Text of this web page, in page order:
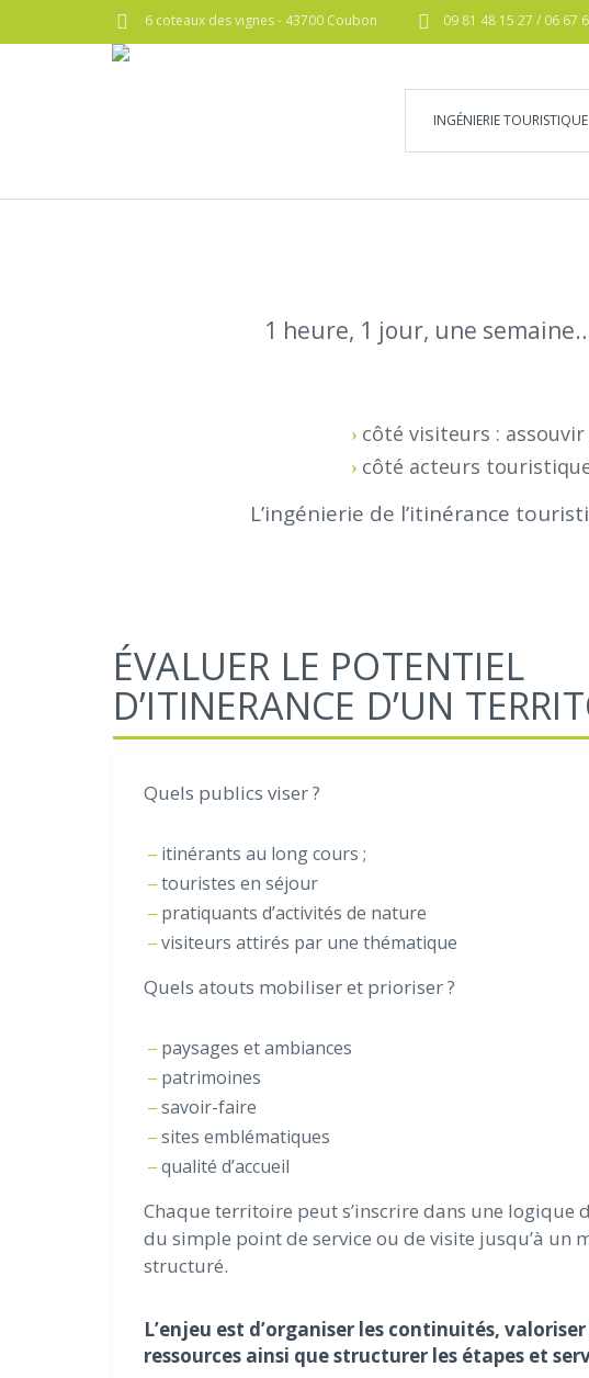
6 coteaux des vignes - 43700 Coubon 09 81 48 15 27 / 06 67
INGÉNIERIE TOURISTIQUE
1 heure, 1 jour, une
côté visiteurs :
côté acteurs
L’ingénierie de l’itinérance
ÉVALUER LE POTENTIEL
D’ITINERANCE D’UN
Quels publics viser ?
itinérants au long cours ;
touristes en séjour
pratiquants d’activités de nature
visiteurs attirés par une thématique
Quels atouts mobiliser et prioriser ?
paysages et ambiances
patrimoines
savoir-faire
sites emblématiques
qualité d’accueil
Chaque territoire peut s’inscrire dans une logique
du simple point de service ou de visite jusqu’à un
structuré.
L’enjeu est d’organiser les continuités, valoriser
ressources ainsi que structurer les étapes et